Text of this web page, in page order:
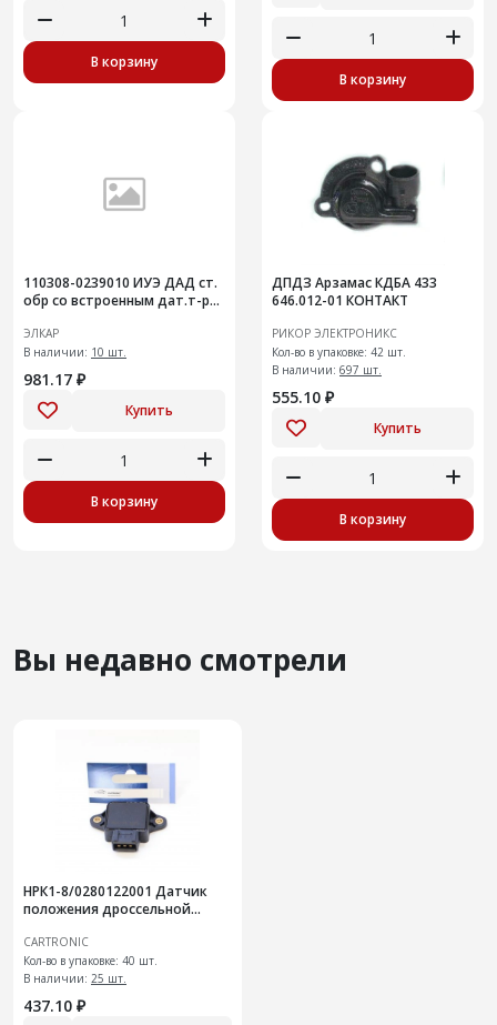
В корзину
В корзину
110308-0239010 ИУЭ ДАД ст.
обр со встроенным дат.т-ры
ЭЛКАР
В наличии: 10 шт.
981.17 ₽
Купить
В корзину
ДПДЗ Арзамас КДБА 433
646.012-01 КОНТАКТ
РИКОР ЭЛЕКТРОНИКС
Кол-во в упаковке: 42 шт.
В наличии: 697 шт.
555.10 ₽
Купить
В корзину
Вы недавно смотрели
НРК1-8/0280122001 Датчик
положения дроссельной
CRTR0100504 (японские
контакты,Ref
CARTRONIC
Кол-во в упаковке: 40 шт.
В наличии: 25 шт.
437.10 ₽